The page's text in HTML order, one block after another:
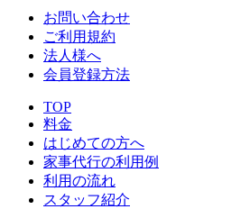
お問い合わせ
ご利用規約
法人様へ
会員登録方法
TOP
料金
はじめての方へ
家事代行の利用例
利用の流れ
スタッフ紹介